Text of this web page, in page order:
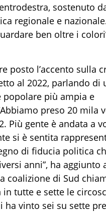
sostenuto
regionale e
ben oltre i
posto l’accento sulla
al 2022, parlando di
popolare più ampia e
preso 20 mila
Più gente è andata a
si è sentita
di fiducia politica
anni”, ha aggiunto
coalizione di Sud
tutte e sette le
ha vinto sei su sette